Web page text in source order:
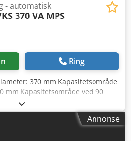
- automatisk
370 VA MPS
Ring
370 mm Kapasitetsområde
mm Kapasitetsområde ved 90
ved 90 grader:
925 mm Sagblad-
Totalt effektbehov: 1,8/2,2 kW
ca. 1,9 x 1,45 x 2,1 m
Annonse